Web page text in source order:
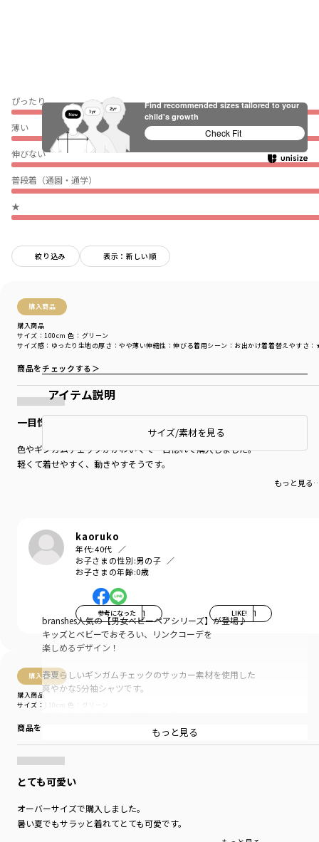
ぴったり
薄い
伸びない
普段着（通園・通学）
★
絞り込み 表示：新しい順
購入商品
購入商品
サイズ感 ：ゆったり 生地の厚さ ：やや薄い伸縮性 ：伸びる着用シーン ：お出かけ着着替えやすさ
サイズ：100cm 色：グリーン
商品をチェックする＞
一目惚れ
色やギンガムチェックがかわいくて一目惚れで購入しました。
軽くて着せやすく、動きやすそうです。
もっと見る
kaoruko
年代:40代
お子さまの性別:男の子
お子さまの年齢:0歳
参考になった 1 LIKE! 1
購入商品
購入商品
サイズ：110cm
色：グリーン
商品をチェックする＞
とても可愛い
オーバーサイズで購入しました。
暑い夏でもサラッと着れてとても可愛です。
アイテム説明
サイズ/素材を見る
branshes人気の【男女ベビーペアシリーズ】が登場♪
キッズとベビーでおそろい、リンクコーデを
楽しめるデザイン！
春夏らしいギンガムチェックのサッカー素材を使用した
爽やかな5分袖シャツです。
前開きのデザインだから、Tシャツの上に羽織るのも
おすすめ。ちょっとしたお出かけにもピッタリです。
お揃いのベビーデザインは、
キッズリンクコーデには
品番11-4205-403ギンガムチェック柄切替長袖Tシャツ
もっと見る
Find recommended sizes tailored to your
child's growth
Check Fit